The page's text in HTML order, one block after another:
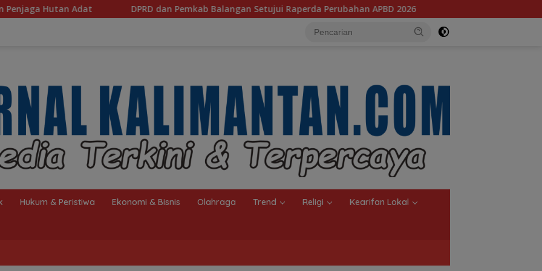
DPRD dan Pemkab Balangan Setujui Raperda Perubahan APBD 2026 ‎Komisi III Dorong Percepatan Revitalisasi
Hukum & Peristiwa Ekonomi & Bisnis Olahraga Trend Religi Kearifan Lokal